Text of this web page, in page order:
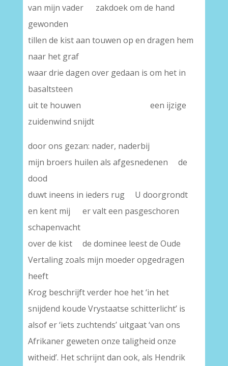
van mijn vader zakdoek om de hand
gewonden
tillen de kist aan touwen op en dragen hem
naar het graf
waar drie dagen over gedaan is om het in
basaltsteen
uit te houwen een ijzige
zuidenwind snijdt
door ons gezan: nader, naderbij
mijn broers huilen als afgesnedenen de
dood
duwt ineens in ieders rug U doorgrondt
en kent mij er valt een pasgeschoren
schapenvacht
over de kist de dominee leest de Oude
Vertaling zoals mijn moeder opgedragen
heeft
Krog beschrijft verder hoe het ‘in het
snijdend koude Vrystaatse schitterlicht’ is
alsof er ‘iets zuchtends’ uitgaat ‘van ons
Afrikaner geweten onze taligheid onze
witheid’. Het schrijnt dan ook, als Hendrik